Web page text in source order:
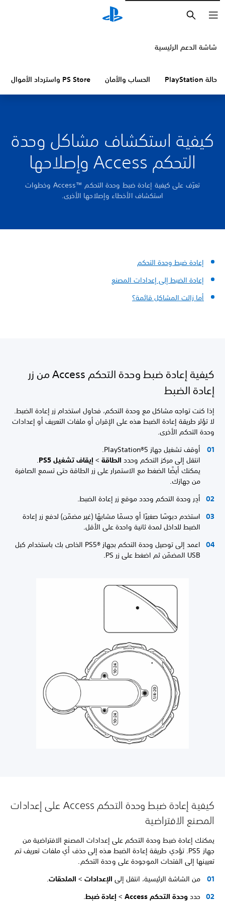
شاشة الدعم الرئيسية
حالة PlayStation الحساب والأمان PS Store واسترداد الأموال
كيفية استكشاف مشاكل وحدة
التحكم Access وإصلاحها
تعرّف على كيفية إعادة ضبط وحدة التحكم Access™‎ وخطوات
استكشاف الأخطاء وإصلاحها الأخرى.
إعادة ضبط وحدة التحكم
إعادة الضبط إلى إعدادات المصنع
أما زالت المشاكل قائمة؟
كيفية إعادة ضبط وحدة التحكم Access من زر
إعادة الضبط
إذا كنت تواجه مشاكل مع وحدة التحكم، فحاول استخدام زر إعادة الضبط.
لا تؤثر طريقة إعادة الضبط هذه على الإقران أو ملفات التعريف أو إعدادات
وحدة التحكم الأخرى.
أوقف تشغيل جهاز PlayStation®5.
انتقل إلى مركز التحكم وحدد الطاقة > إيقاف تشغيل PS5
.
يمكنك أيضًا الضغط مع الاستمرار على زر الطاقة حتى تسمع الصافرة
من جهازك.
أدِر وحدة التحكم وحدد موقع زر إعادة الضبط.
استخدم دبوسًا صغيرًا أو جسمًا مشابهًا (غير مضمّن) لدفع زر إعادة
الضبط للداخل لمدة ثانية واحدة على الأقل.
اعمد إلى توصيل وحدة التحكم بجهاز PS5®‎ الخاص بك باستخدام كبل
USB المضمّن ثم اضغط على زر PS.
كيفية إعادة ضبط وحدة التحكم Access على إعدادات
المصنع الافتراضية
يمكنك إعادة ضبط وحدة التحكم على إعدادات المصنع الافتراضية من
جهاز PS5. تؤدي طريقة إعادة الضبط هذه إلى حذف أي ملفات تعريف تم
تعيينها إلى الفتحات الموجودة على وحدة التحكم.
من الشاشة الرئيسية، انتقل إلى الإعدادات > الملحقات.
حدد وحدة التحكم Access > إعادة ضبط.